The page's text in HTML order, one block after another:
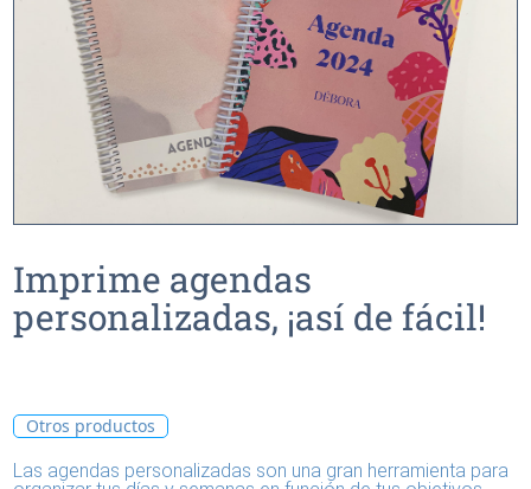
Imprime agendas
personalizadas, ¡así de fácil!
Otros productos
Las agendas personalizadas son una gran herramienta para